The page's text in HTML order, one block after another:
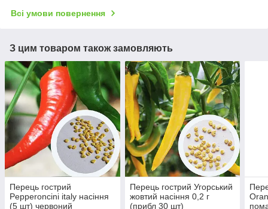
Всі умови повернення
З цим товаром також замовляють
Перець гострий
Pepperoncini italy насіння
(5 шт) червоний
Перець гострий Угорський
жовтий насіння 0,2 г
(прибл 30 шт)